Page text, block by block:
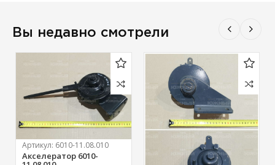
Вы недавно смотрели
Артикул: 6010-11.08.010
Акселератор 6010-